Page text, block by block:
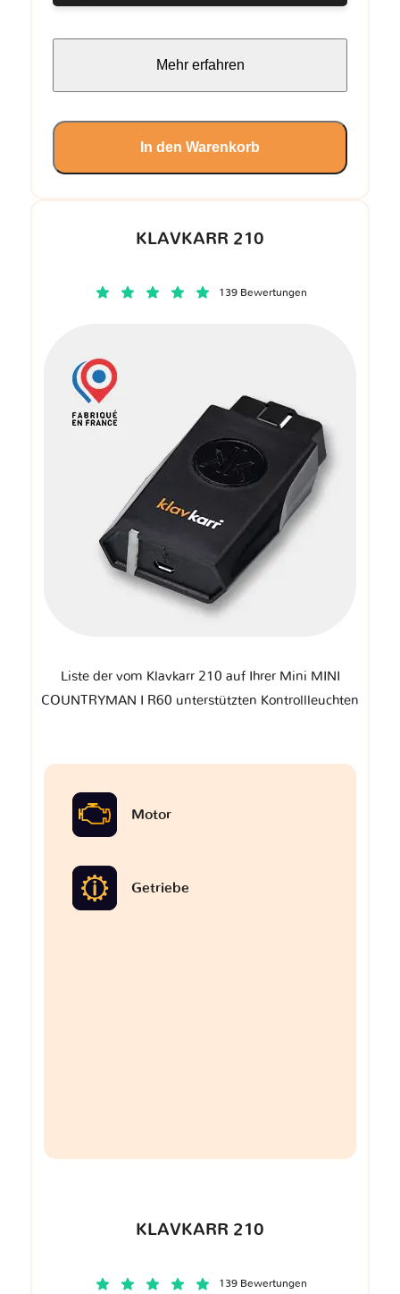
KLAVKARR 210
139 Bewertungen
Liste der vom Klavkarr 210 auf Ihrer Mini MINI
COUNTRYMAN I R60 unterstützten Kontrollleuchten
Motor
Getriebe
KLAVKARR 210
139 Bewertungen
Mehr erfahren
In den Warenkorb